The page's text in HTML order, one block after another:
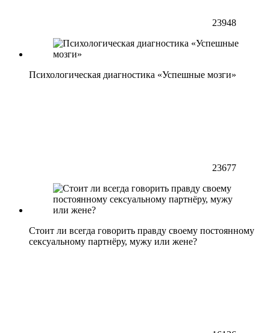
23948
Психологическая диагностика «Успешные мозги»
23677
Стоит ли всегда говорить правду своему постоянному
сексуальному партнёру, мужу или жене?